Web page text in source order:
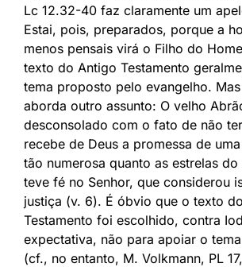
Lc 12.32-40 faz claramente um
Estai, pois, preparados, porque a
menos pensais virá o Filho do
texto do Antigo Testamento
tema proposto pelo evangelho. Mas
aborda outro assunto: O velho
desconsolado com o fato de não
recebe de Deus a promessa de
tão numerosa quanto as estrelas
teve fé no Senhor, que considerou
justiça (v. 6). É óbvio que o texto
Testamento foi escolhido, contra
expectativa, não para apoiar o
(cf., no entanto, M. Volkmann, PL